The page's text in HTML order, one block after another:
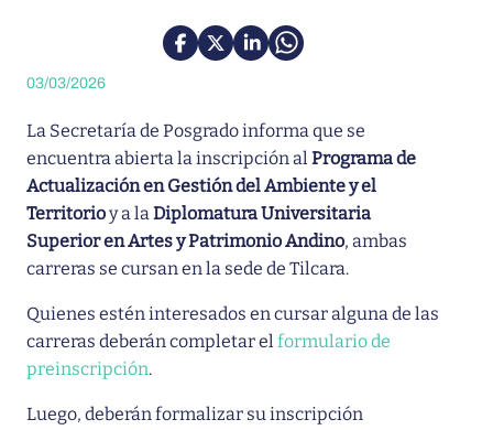
03/03/2026
La Secretaría de Posgrado informa que se
encuentra abierta la inscripción alPrograma de
Actualización en Gestión del Ambiente y el
Territorioy a laDiplomatura Universitaria
Superior en Artes y Patrimonio Andino, ambas
carreras se cursan en la sede de Tilcara.
Quienes estén interesados en cursar alguna de las
carreras deberán completar elformulario de
preinscripción.
Luego, deberán formalizar su inscripción